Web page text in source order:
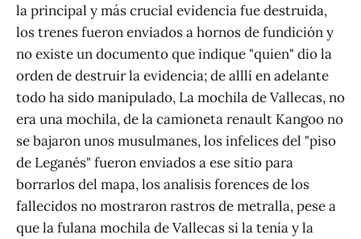
la principal y más crucial evidencia fue destruida,
los trenes fueron enviados a hornos de fundición y
no existe un documento que indique "quien" dio la
orden de destruir la evidencia; de alllí en adelante
todo ha sido manipulado, La mochila de Vallecas, no
era una mochila, de la camioneta renault Kangoo no
se bajaron unos musulmanes, los infelices del "piso
de Leganés" fueron enviados a ese sitio para
borrarlos del mapa, los analisis forences de los
fallecidos no mostraron rastros de metralla, pese a
que la fulana mochila de Vallecas si la tenía y la